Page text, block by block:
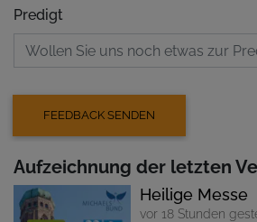
Predigt
Aufzeichnung der letzten
Heilige Messe
vor 18 Stunden